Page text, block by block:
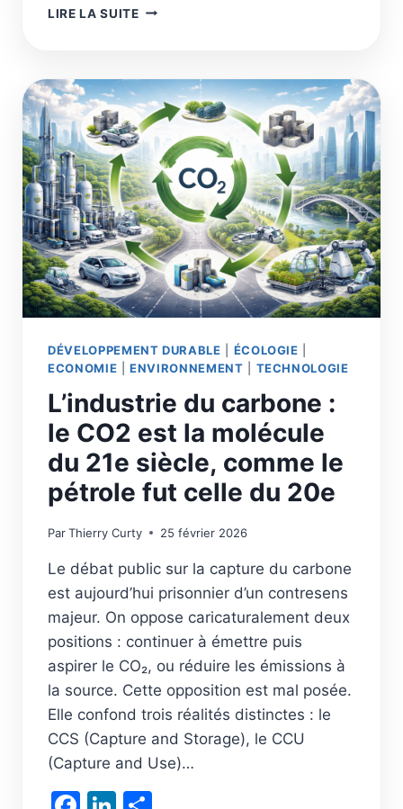
LIRE LA SUITECOMPRENDRE
TRANSITION
SOCIÉTALE
DÉVELOPPEMENT DURABLE ÉCOLOGIE
ECONOMIE |ENVIRONNEMENT TECHNOLOGIE
L’industrie du carbone :
le CO2 est la molécule
du 21e siècle, comme le
pétrole fut celle du 20e
ParThierry Curty 25 février 2026
Le débat public sur la capture du carbone
est aujourd’hui prisonnier d’un contresens
majeur. On oppose caricaturalement deux
positions : continuer à émettre puis
aspirer le CO₂, ou réduire les émissions à
la source. Cette opposition est mal posée.
Elle confond trois réalités distinctes : le
CCS (Capture and Storage), le CCU
(Capture and Use)…